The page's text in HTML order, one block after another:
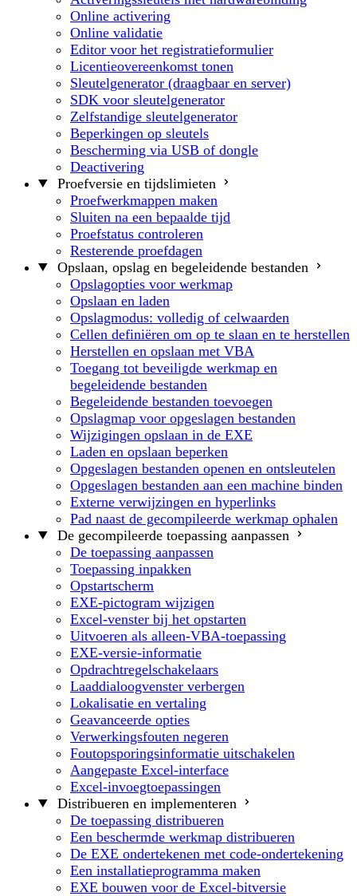
Online activering
Online validatie
Editor voor het registratieformulier
Licentieovereenkomst tonen
Sleutelgenerator (draagbaar en server)
SDK voor sleutelgenerator
Zelfstandige sleutelgenerator
Beperkingen op sleutels
Bescherming via USB of dongle
Deactivering
Proefversie en tijdslimieten
Proefwerkmappen maken
Sluiten na een bepaalde tijd
Proefstatus controleren
Resterende proefdagen
Opslaan, opslag en begeleidende bestanden
Opslagopties voor werkmap
Opslaan en laden
Opslagmodus: volledig of celwaarden
Cellen definiëren om op te slaan en te herstellen
Herstellen en opslaan met VBA
Toegang tot beveiligde werkmap en
begeleidende bestanden
Begeleidende bestanden toevoegen
Opslagmap voor opgeslagen bestanden
Wijzigingen opslaan in de EXE
Laden en opslaan beperken
Opgeslagen bestanden openen en ontsleutelen
Opgeslagen bestanden aan een machine binden
Externe verwijzingen en hyperlinks
Pad naast de gecompileerde werkmap ophalen
De gecompileerde toepassing aanpassen
De toepassing aanpassen
Toepassing inpakken
Opstartscherm
EXE-pictogram wijzigen
Excel-venster bij het opstarten
Uitvoeren als alleen-VBA-toepassing
EXE-versie-informatie
Opdrachtregelschakelaars
Laaddialoogvenster verbergen
Lokalisatie en vertaling
Geavanceerde opties
Verwerkingsfouten negeren
Foutopsporingsinformatie uitschakelen
Aangepaste Excel-interface
Excel-invoegtoepassingen
Distribueren en implementeren
De toepassing distribueren
Een beschermde werkmap distribueren
De EXE ondertekenen met code-ondertekening
Een installatieprogramma maken
EXE bouwen voor de Excel-bitversie